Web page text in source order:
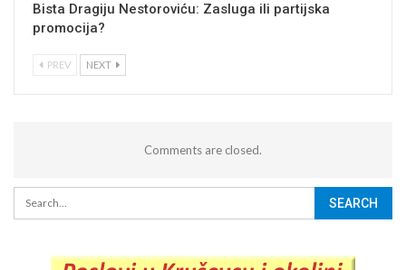
Bista Dragiju Nestoroviću: Zasluga ili partijska
promocija?
PREV NEXT
Comments are closed.